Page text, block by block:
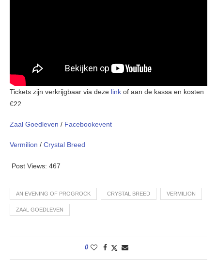
Tickets zijn verkrijgbaar via deze link of aan de kassa en kosten
€22.
Zaal Goedleven / Facebookevent
Vermilion / Crystal Breed
Post Views: 467
AN EVENING OF PROGROCK CRYSTAL BREED VERMILION
ZAAL GOEDLEVEN
0